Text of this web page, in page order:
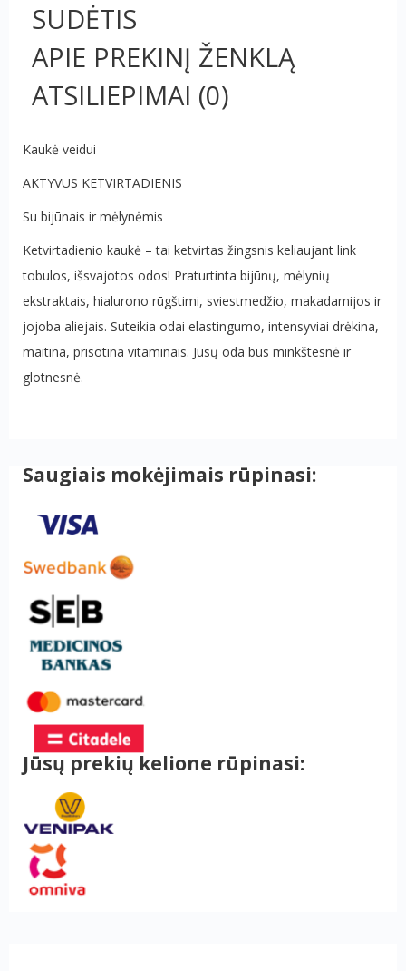
SUDĖTIS
APIE PREKINĮ ŽENKLĄ
ATSILIEPIMAI (0)
Kaukė veidui
AKTYVUS KETVIRTADIENIS
Su bijūnais ir mėlynėmis
Ketvirtadienio kaukė – tai ketvirtas žingsnis keliaujant link
tobulos, išsvajotos odos! Praturtinta bijūnų, mėlynių
ekstraktais, hialurono rūgštimi, sviestmedžio, makadamijos ir
jojoba aliejais. Suteikia odai elastingumo, intensyviai drėkina,
maitina, prisotina vitaminais. Jūsų oda bus minkštesnė ir
glotnesnė.
Saugiais mokėjimais rūpinasi:
Jūsų prekių kelione rūpinasi: